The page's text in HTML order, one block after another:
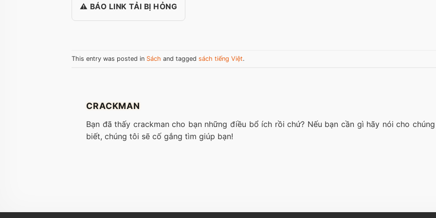
⚠️ BÁO LINK TẢI BỊ HỎNG
This entry was posted in Sách and tagged sách tiếng Việt.
CRACKMAN
Bạn đã thấy crackman cho bạn những điều bổ ích rồi chứ? Nếu bạn cần gì hãy nói cho
biết, chúng tôi sẽ cố gắng tìm giúp bạn!